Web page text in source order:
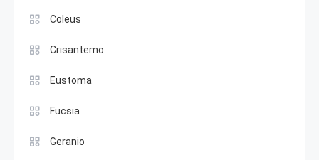
Coleus
Crisantemo
Eustoma
Fucsia
Geranio